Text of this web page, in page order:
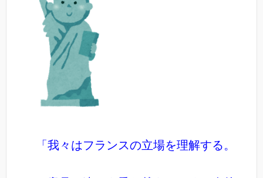
「我々はフランスの立場を理解する。